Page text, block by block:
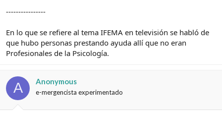
----------------
En lo que se refiere al tema IFEMA en televisión se habló de
que hubo personas prestando ayuda allí que no eran
Profesionales de la Psicología.
A Anonymous
e-mergencista experimentado